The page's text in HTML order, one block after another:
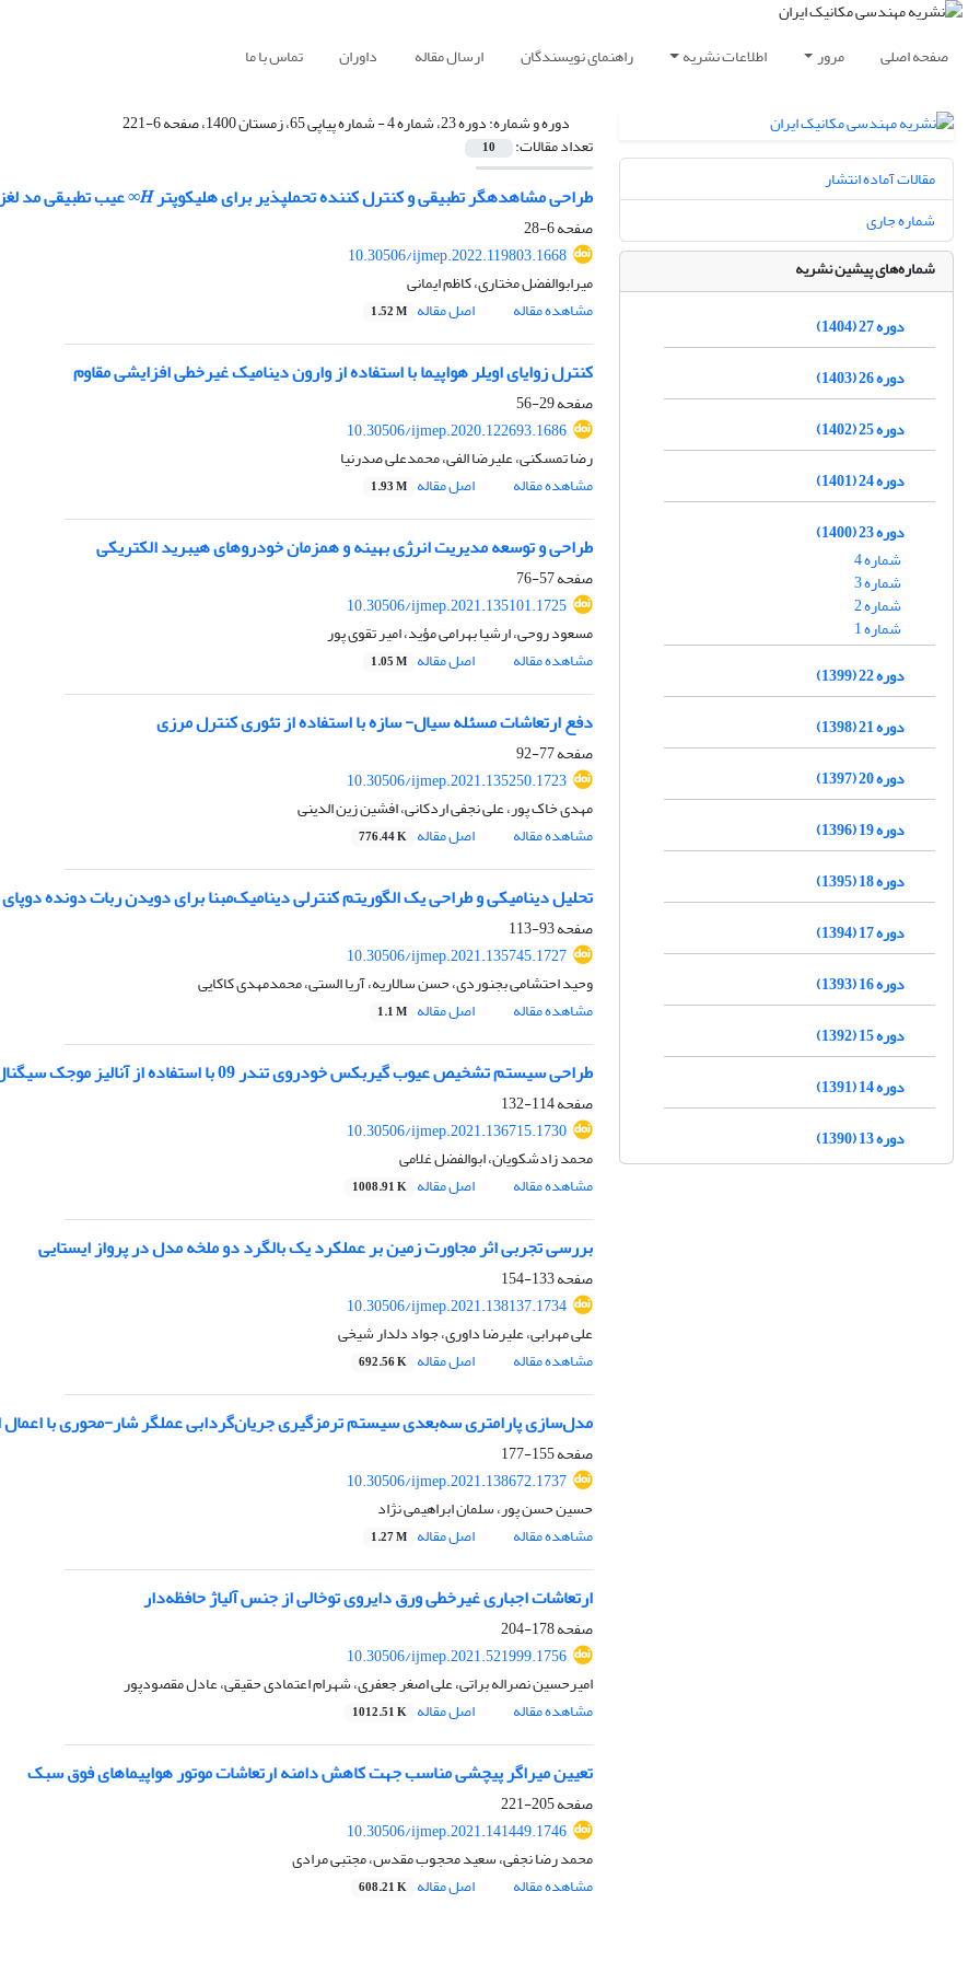
صفحه اصلی مرور اطلاعات نشریه راهنمای نویسندگان ارسال مقاله داوران تماس با ما
دوره و شماره:دوره 23، شماره 4 - شماره پیاپی 65، زمستان 1400، صفحه 6-221
تعداد مقالات: 10
طراحی مشاهدهگر تطبیقی و کنترل کننده تحملپذیر برای هلیکوپتر 𝐻∞ عیب تطبیقی مد لغزشی بهینه سه درجه آزادی در حضور عیب و اشباع عملگر
صفحه6-28
10.30506/ijmep.2022.119803.1668
میرابوالفضل مختاری، کاظم ایمانی
مشاهده مقاله
اصل مقاله 1.52 M
کنترل زوایای اویلر هواپیما با استفاده از وارون دینامیک غیرخطی افزایشی مقاوم
صفحه29-56
10.30506/ijmep.2020.122693.1686
رضا تمسکنی، علیرضا الفی، محمدعلی صدرنیا
مشاهده مقاله
اصل مقاله 1.93 M
طراحی و توسعه مدیریت انرژی بهینه و همزمان خودروهای هیبرید الکتریکی
صفحه57-76
10.30506/ijmep.2021.135101.1725
مسعود روحی، ارشیا بهرامی مؤید، امیر تقوی پور
مشاهده مقاله
اصل مقاله 1.05 M
دفع ارتعاشات مسئله سیال- سازه با استفاده از تئوری کنترل مرزی
صفحه77-92
10.30506/ijmep.2021.135250.1723
مهدی خاک پور، علی نجفی اردکانی، افشین زین الدینی
مشاهده مقاله
اصل مقاله 776.44 K
تحلیل دینامیکی و طراحی یک الگوریتم کنترلی دینامیک‌مبنا برای دویدن ربات دونده
صفحه93-113
10.30506/ijmep.2021.135745.1727
وحید احتشامی بجنوردی، حسن سالاریه، آریا الستی، محمدمهدی کاکایی
مشاهده مقاله
اصل مقاله 1.1 M
طراحی سیستم تشخیص عیوب گیربکس خودروی تندر 09 با استفاده از آنالیز موجک سیگنال صوتی
صفحه114-132
10.30506/ijmep.2021.136715.1730
محمد زادشکویان، ابوالفضل غلامی
مشاهده مقاله
اصل مقاله 1008.91 K
بررسی تجربی اثر مجاورت زمین بر عملکرد یک بالگرد دو ملخه مدل در پرواز ایستایی
صفحه133-154
10.30506/ijmep.2021.138137.1734
علی مهرابی، علیرضا داوری، جواد دلدار شیخی
مشاهده مقاله
اصل مقاله 692.56 K
مدل‌سازی پارامتری سه‌بعدی سیستم ترمزگیری جریان‌گردابی عملگر شار-محوری با
صفحه155-177
10.30506/ijmep.2021.138672.1737
حسین حسن پور، سلمان ابراهیمی نژاد
مشاهده مقاله
اصل مقاله 1.27 M
ارتعاشات اجباری غیرخطی ورق دایروی توخالی از جنس آلیاژ حافظه‌دار
صفحه178-204
10.30506/ijmep.2021.521999.1756
امیرحسین نصراله براتی، علی اصغر جعفری، شهرام اعتمادی حقیقی، عادل مقصودپور
مشاهده مقاله
اصل مقاله 1012.51 K
تعیین میراگر پیچشی مناسب جهت کاهش دامنه ارتعاشات موتور هواپیماهای فوق سبک
صفحه205-221
10.30506/ijmep.2021.141449.1746
محمد رضا نجفی، سعید محجوب مقدس، مجتبی مرادی
مشاهده مقاله
اصل مقاله 608.21 K
مقالات آماده انتشار
شماره جاری
شماره‌های پیشین نشریه
دوره 27 (1404)
دوره 26 (1403)
دوره 25 (1402)
دوره 24 (1401)
دوره 23 (1400)
شماره 4
شماره 3
شماره 2
شماره 1
دوره 22 (1399)
دوره 21 (1398)
دوره 20 (1397)
دوره 19 (1396)
دوره 18 (1395)
دوره 17 (1394)
دوره 16 (1393)
دوره 15 (1392)
دوره 14 (1391)
دوره 13 (1390)